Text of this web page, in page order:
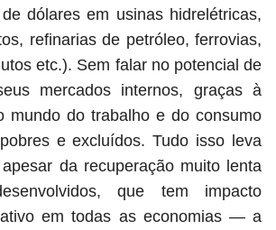
dólares em usinas hidrelétricas,
refinarias de petróleo, ferrovias,
etc.). Sem falar no potencial de
mercados internos, graças à
mundo do trabalho e do consumo
e excluídos. Tudo isso leva
da recuperação muito lenta
que tem impacto
em todas as economias — a